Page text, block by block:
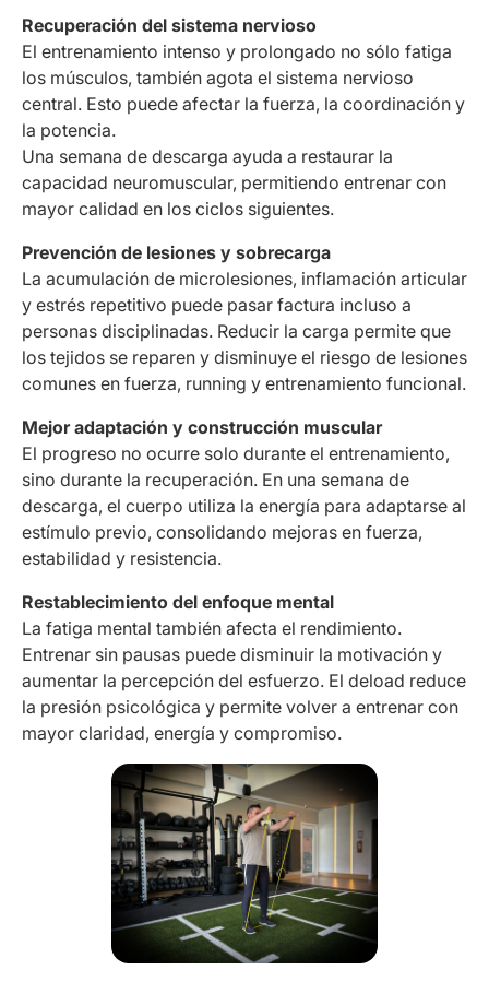
Recuperación del sistema nervioso
El entrenamiento intenso y prolongado no sólo fatiga
los músculos, también agota el sistema nervioso
central. Esto puede afectar la fuerza, la coordinación y
la potencia.
Una semana de descarga ayuda a restaurar la
capacidad neuromuscular, permitiendo entrenar con
mayor calidad en los ciclos siguientes.
Prevención de lesiones y sobrecarga
La acumulación de microlesiones, inflamación articular
y estrés repetitivo puede pasar factura incluso a
personas disciplinadas. Reducir la carga permite que
los tejidos se reparen y disminuye el riesgo de lesiones
comunes en fuerza, running y entrenamiento funcional.
Mejor adaptación y construcción muscular
El progreso no ocurre solo durante el entrenamiento,
sino durante la recuperación. En una semana de
descarga, el cuerpo utiliza la energía para adaptarse al
estímulo previo, consolidando mejoras en fuerza,
estabilidad y resistencia.
Restablecimiento del enfoque mental
La fatiga mental también afecta el rendimiento.
Entrenar sin pausas puede disminuir la motivación y
aumentar la percepción del esfuerzo. El deload reduce
la presión psicológica y permite volver a entrenar con
mayor claridad, energía y compromiso.